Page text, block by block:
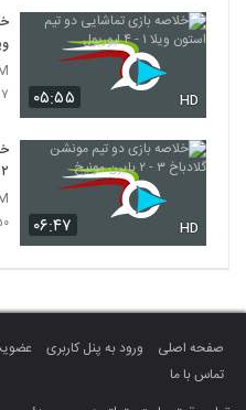
۰۵:۵۵ HD
۰۶:۴۷ HD
۲ بایرن مونیخ
صفحه اصلی ورود به پنل کاربری
تماس با ما